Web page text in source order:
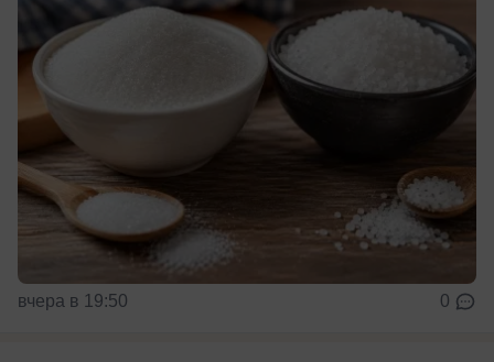
вчера в 19:50 0